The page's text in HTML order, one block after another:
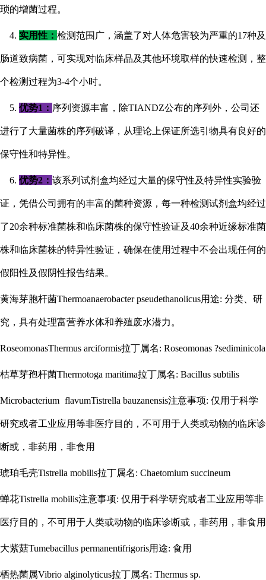
琐的增菌过程。
4. 实用性： 检测范围广，涵盖了对人体危害较为严重的17种及
肠道致病菌，可实现对临床样品及其他环境取样的快速检测，整
个检测过程为3-4个小时。
5. 优势1： 序列资源丰富，除TIANDZ公布的序列外，公司还
进行了大量菌株的序列破译，从理论上保证所选引物具有良好的
保守性和特异性。
6. 优势2： 该系列试剂盒均经过大量的保守性及特异性实验验
证，凭借公司拥有的丰富的菌种资源，每一种检测试剂盒均经过
了20余种标准菌株和临床菌株的保守性验证及40余种近缘标准菌
株和临床菌株的特异性验证，确保在使用过程中不会出现任何的
假阳性及假阴性报告结果。
黄海芽胞杆菌Thermoanaerobacter pseudethanolicus用途: 分类、研
究，具有处理富营养水体和养殖废水潜力。
RoseomonasThermus arciformis拉丁属名: Roseomonas ?sediminicola
枯草芽孢杆菌Thermotoga maritima拉丁属名: Bacillus subtilis
Microbacterium flavumTistrella bauzanensis注意事项: 仅用于科学
研究或者工业应用等非医疗目的，不可用于人类或动物的临床诊
断或，非药用，非食用
琥珀毛壳Tistrella mobilis拉丁属名: Chaetomium succineum
蝉花Tistrella mobilis注意事项: 仅用于科学研究或者工业应用等非
医疗目的，不可用于人类或动物的临床诊断或，非药用，非食用
大紫菇Tumebacillus permanentifrigoris用途: 食用
栖热菌属Vibrio alginolyticus拉丁属名: Thermus sp.